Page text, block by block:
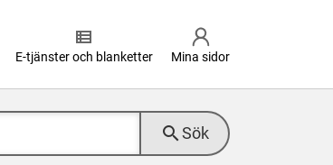
view_list
E-tjänster och blanketter Mina sidor
search Sök